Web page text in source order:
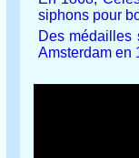
siphons pour
Des
Amsterdam en